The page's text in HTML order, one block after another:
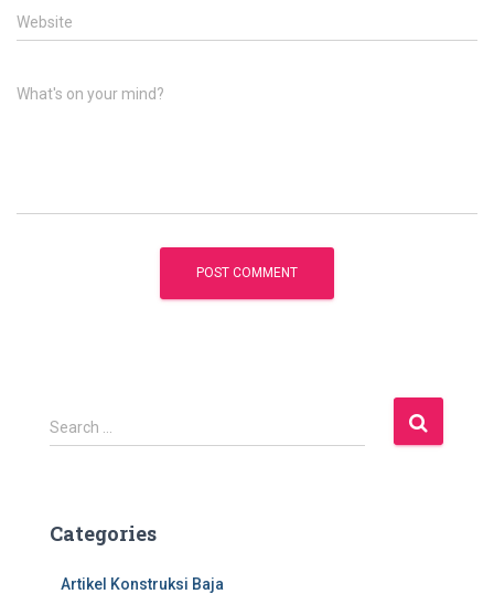
Website
What's on your mind?
S
e
h
Search …
Categories
Artikel Konstruksi Baja